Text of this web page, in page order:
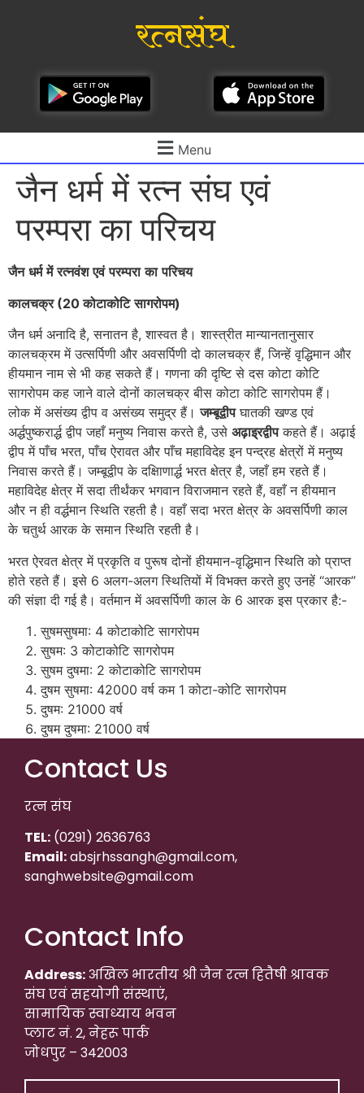
रत्नसंघ
Menu
जैन धर्म में रत्न संघ एवं
परम्परा का परिचय
जैन धर्म में रत्नवंश एवं परम्परा का परिचय
कालचक्र(20कोटाकोटि सागरोपम)
जैन धर्म अनादि है, सनातन है, शास्वत है। शास्त्रीत मान्यानतानुसार
कालचक्रम में उत्सर्पिणी और अवसर्पिणी दो कालचक्र हैं, जिन्हें वृद्धिमान और
हीयमान नाम से भी कह सकते हैं। गणना की दृष्टि से दस कोटा कोटि
सागरोपम कह जाने वाले दोनों कालचक्र बीस कोटा कोटि सागरोपम हैं।
लोक में असंख्य द्वीप व असंख्य समुद्र हैं।जम्बूद्वीपघातकी खण्ड एवं
अर्द्धपुष्करार्द्ध द्वीप जहाँ मनुष्य निवास करते है, उसे अढ़ाइ्रद्वीपकहते हैं। अढ़ाई
द्वीप में पाँच भरत, पाँच ऐरावत और पाँच महाविदेह इन पन्द्रह क्षेत्रों में मनुष्य
निवास करते हैं। जम्बूद्वीप के दक्षिाणार्द्ध भरत क्षेत्र है, जहाँ हम रहते हैं।
महाविदेह क्षेत्र में सदा तीर्थंकर भगवान विराजमान रहते हैं, वहाँ न हीयमान
और न ही वर्द्धमान स्थिति रहती है। वहाँ सदा भरत क्षेत्र के अवसर्पिणी काल
के चतुर्थ आरक के समान स्थिति रहती है।
भरत ऐरवत क्षेत्र में प्रकृति व पुरूष दोनों हीयमान-वृद्धिमान स्थिति को प्राप्त
होते रहते हैं। इसे 6 अलग-अलग स्थितियों में विभक्त करते हुए उनहें “आरक”
की संज्ञा दी गई है। वर्तमान में अवसर्पिणी काल के 6 आरक इस प्रकार है:-
सुषमसुषमा: 4 कोटाकोटि सागरोपम
सुषम: 3 कोटाकोटि सागरोपम
सुषम दुषमा: 2 कोटाकोटि सागरोपम
दुषम सुषमा: 42000 वर्ष कम 1 कोटा-कोटि सागरोपम
दुषम: 21000 वर्ष
दुषम दुषमा: 21000 वर्ष
Contact Us
रत्न संघ
TEL: (0291) 2636763
Email:absjrhssangh@gmail.com,
sanghwebsite@gmail.com
Contact Info
Address:अखिल भारतीय श्री जैन रत्न हितैषी श्रावक
संघ एवं सहयोगी संस्थाएं,
सामायिक स्वाध्याय भवन
प्लाट नं. 2, नेहरू पार्क
जोधपुर – 342003